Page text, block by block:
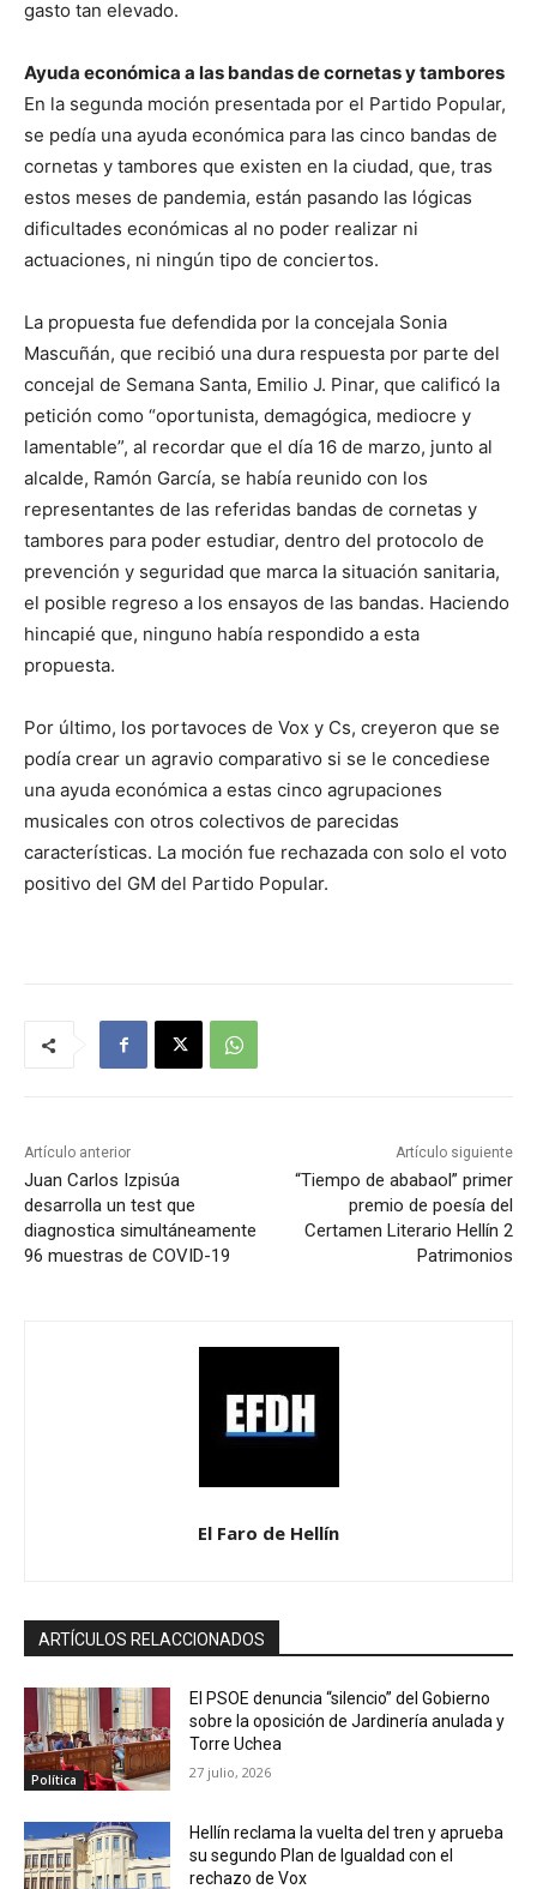
gasto tan elevado.
Ayuda económica a las bandas de cornetas y tambores
En la segunda moción presentada por el Partido Popular,
se pedía una ayuda económica para las cinco bandas de
cornetas y tambores que existen en la ciudad, que, tras
estos meses de pandemia, están pasando las lógicas
dificultades económicas al no poder realizar ni
actuaciones, ni ningún tipo de conciertos.
La propuesta fue defendida por la concejala Sonia
Mascuñán, que recibió una dura respuesta por parte del
concejal de Semana Santa, Emilio J. Pinar, que calificó la
petición como “oportunista, demagógica, mediocre y
lamentable”, al recordar que el día 16 de marzo, junto al
alcalde, Ramón García, se había reunido con los
representantes de las referidas bandas de cornetas y
tambores para poder estudiar, dentro del protocolo de
prevención y seguridad que marca la situación sanitaria,
el posible regreso a los ensayos de las bandas. Haciendo
hincapié que, ninguno había respondido a esta
propuesta.
Por último, los portavoces de Vox y Cs, creyeron que se
podía crear un agravio comparativo si se le concediese
una ayuda económica a estas cinco agrupaciones
musicales con otros colectivos de parecidas
características. La moción fue rechazada con solo el voto
positivo del GM del Partido Popular.
Artículo anterior
Juan Carlos Izpisúa
desarrolla un test que
diagnostica simultáneamente
96 muestras de COVID-19
Artículo siguiente
“Tiempo de ababaol” primer
premio de poesía del
Certamen Literario Hellín 2
Patrimonios
El Faro de Hellín
ARTÍCULOS RELACCIONADOS
Política
El PSOE denuncia “silencio” del Gobierno
sobre la oposición de Jardinería anulada y
Torre Uchea
27 julio, 2026
Hellín reclama la vuelta del tren y aprueba
su segundo Plan de Igualdad con el
rechazo de Vox